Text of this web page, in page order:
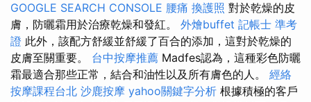
GOOGLE SEARCH CONSOLE 腰痛 換護照 對於乾燥的皮
膚，防曬霜用於治療乾燥和發紅。 外燴buffet 記帳士 準考
證 此外，該配方舒緩並舒緩了百合的添加，這對於乾燥的
皮膚至關重要。 台中按摩推薦 Madfes認為，這種彩色防曬
霜最適合那些正常，結合和油性以及所有膚色的人。 經絡
按摩課程台北 沙鹿按摩 yahoo關鍵字分析 根據積極的客戶